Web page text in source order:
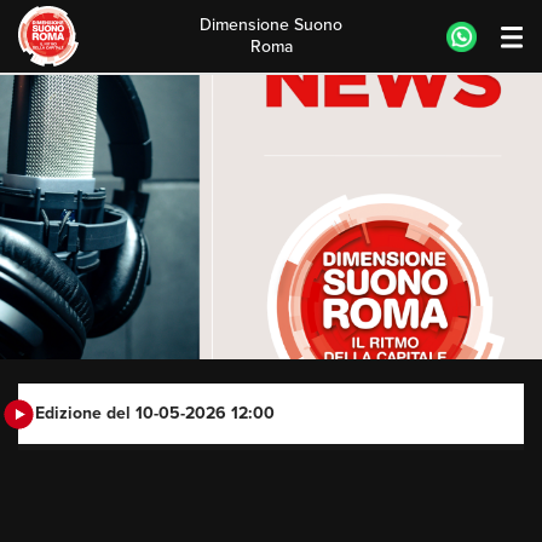
Skip
to
content
Dimensione Suono
Roma
Edizione del 10-05-2026 12:00